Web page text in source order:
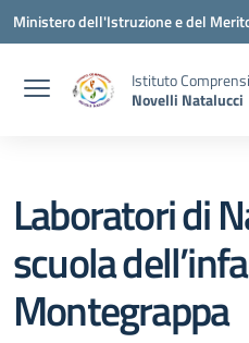
Vai ai contenuti
Vai al menu di navigazione
Vai al footer
Ministero dell'Istruzione e del
Istituto
Novelli Natalucci
Laboratori di
scuola
Montegrappa